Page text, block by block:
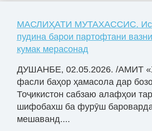
МАСЛИҲАТИ МУТАХАССИС.
пудина барои партофтани
кумак мерасонад
ДУШАНБЕ, 02.05.2026. /АМИТ
фасли баҳор ҳамасола дар
Тоҷикистон сабзаю алафҳои
шифобахш ба фурӯш
мешаванд....